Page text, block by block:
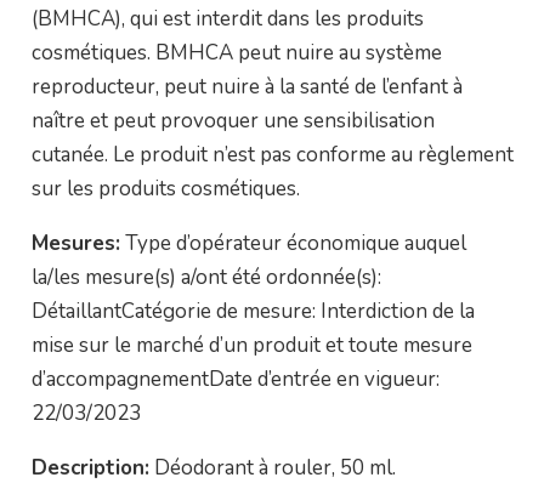
(BMHCA), qui est interdit dans les produits
cosmétiques. BMHCA peut nuire au système
reproducteur, peut nuire à la santé de l’enfant à
naître et peut provoquer une sensibilisation
cutanée. Le produit n’est pas conforme au règlement
sur les produits cosmétiques.
Mesures: Type d’opérateur économique auquel
la/les mesure(s) a/ont été ordonnée(s):
DétaillantCatégorie de mesure: Interdiction de la
mise sur le marché d’un produit et toute mesure
d’accompagnementDate d’entrée en vigueur:
22/03/2023
Description: Déodorant à rouler, 50 ml.